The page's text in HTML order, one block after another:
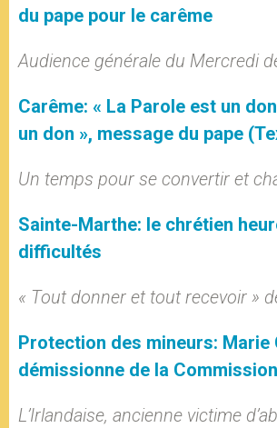
du pape pour le carême
Audience générale du Mercredi
Carême: « La Parole est un
un don », message du pape
Un temps pour se convertir et
Sainte-Marthe: le chrétien
difficultés
« Tout donner et tout recevoir »
Protection des mineurs: Marie
démissionne de la
L’Irlandaise, ancienne victime